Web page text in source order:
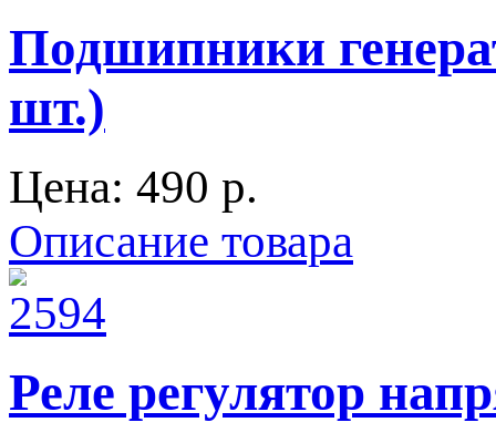
Подшипники
шт.)
Цена: 490 p.
Описание товара
Реле регулятор